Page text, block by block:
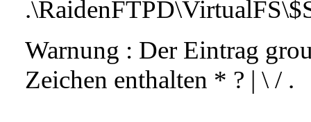
Warnung : Der Eintrag
Zeichen enthalten * ? | \ / .